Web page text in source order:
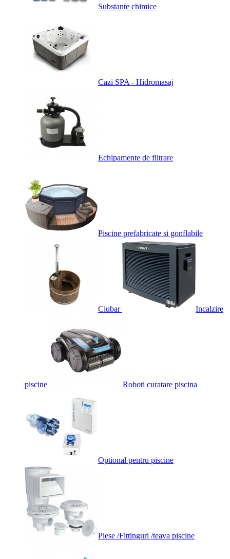
Substante chimice
Cazi SPA - Hidromasaj
Echipamente de filtrare
Piscine prefabricate si gonflabile
Ciubar Incalzire
piscine Roboti curatare piscina
Optional pentru piscine
Piese /Fittinguri /teava piscine